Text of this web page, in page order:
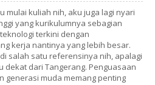
mulai kuliah nih, aku juga lagi nyari
yang kurikulumnya sebagian
terkini dengan
kerja nantinya yang lebih besar.
salah satu referensinya nih, apalagi
dekat dari Tangerang. Penguasaan
generasi muda memang penting